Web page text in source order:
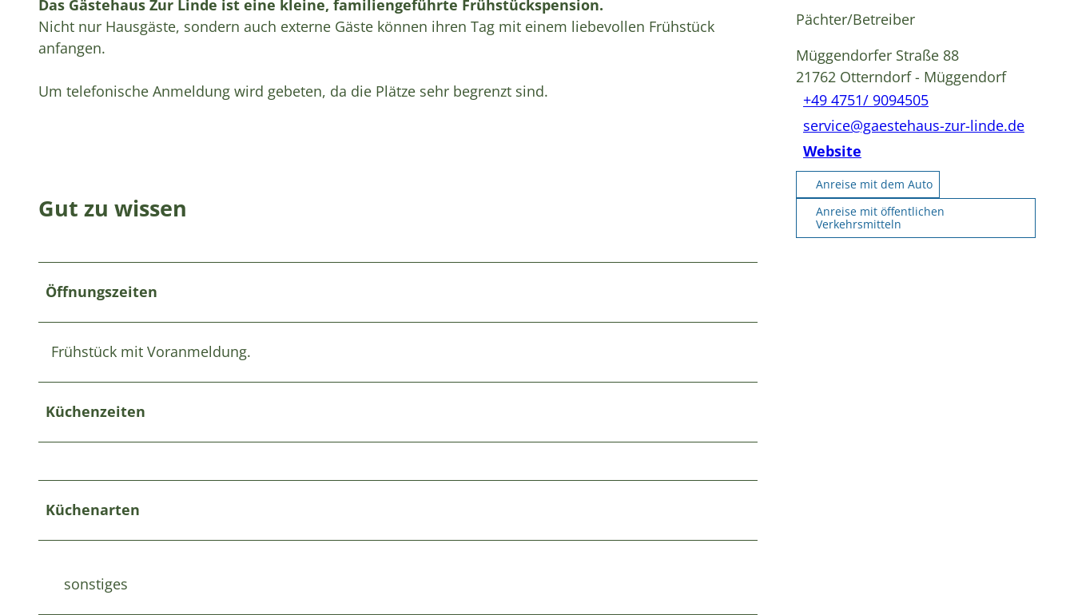
Das Gästehaus Zur Linde ist eine kleine, familiengeführte Frühstückspension.
Nicht nur Hausgäste, sondern auch externe Gäste können ihren Tag mit einem liebevollen Frühstück
anfangen.
Um telefonische Anmeldung wird gebeten, da die Plätze sehr begrenzt sind.
Gut zu wissen
Öffnungszeiten
Frühstück mit Voranmeldung.
Küchenzeiten
Küchenarten
sonstiges
Pächter/Betreiber
Müggendorfer Straße 88
21762 Otterndorf- Müggendorf
+49 4751/ 9094505
service@gaestehaus-zur-linde.de
Website
Anreise mit dem Auto
Anreise mit öffentlichen
Verkehrsmitteln